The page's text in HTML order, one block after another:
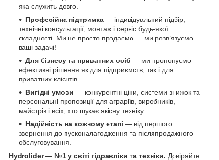
яка служить довго.
Професійна підтримка — індивідуальний підбір,
технічні консультації, монтаж і сервіс будь-якої
складності. Ми не просто продаємо — ми розв’язуємо
ваші задачі!
Для бізнесу та приватних осіб — ми пропонуємо
ефективні рішення як для підприємств, так і для
приватних клієнтів.
Вигідні умови — конкурентні ціни, системи знижок та
персональні пропозиції для аграріїв, виробників,
майстрів і всіх, хто шукає якісну техніку.
Надійність на кожному етапі — від першого
звернення до пусконалагодження та післяпродажного
обслуговування.
Hydrolider — №1 у світі гідравліки та техніки. Довіряйте